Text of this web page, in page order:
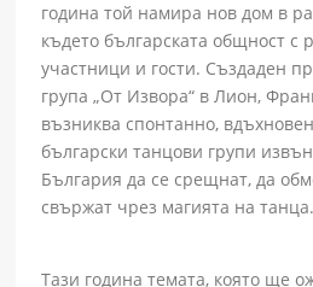
година той намира нов дом в
където българската общност с
участници и гости. Създаден
група „От Извора“ в Лион,
възниква спонтанно,
български танцови групи
България да се срещнат, да
свържат чрез магията на танца.
Тази година темата, която ще